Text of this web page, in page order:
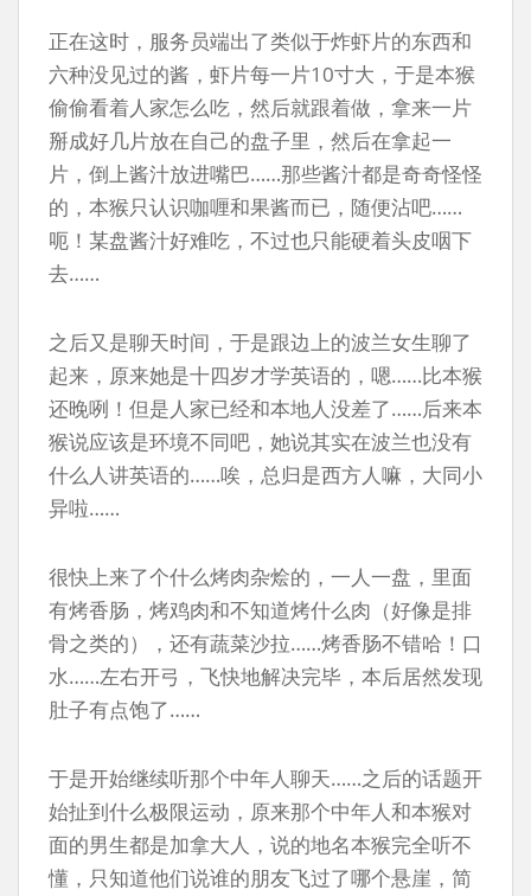
正在这时，服务员端出了类似于炸虾片的东西和
六种没见过的酱，虾片每一片10寸大，于是本猴
偷偷看着人家怎么吃，然后就跟着做，拿来一片
掰成好几片放在自己的盘子里，然后在拿起一
片，倒上酱汁放进嘴巴……那些酱汁都是奇奇怪怪
的，本猴只认识咖喱和果酱而已，随便沾吧……
呃！某盘酱汁好难吃，不过也只能硬着头皮咽下
去……
之后又是聊天时间，于是跟边上的波兰女生聊了
起来，原来她是十四岁才学英语的，嗯……比本猴
还晚咧！但是人家已经和本地人没差了……后来本
猴说应该是环境不同吧，她说其实在波兰也没有
什么人讲英语的……唉，总归是西方人嘛，大同小
异啦……
很快上来了个什么烤肉杂烩的，一人一盘，里面
有烤香肠，烤鸡肉和不知道烤什么肉（好像是排
骨之类的），还有蔬菜沙拉……烤香肠不错哈！口
水……左右开弓，飞快地解决完毕，本后居然发现
肚子有点饱了……
于是开始继续听那个中年人聊天……之后的话题开
始扯到什么极限运动，原来那个中年人和本猴对
面的男生都是加拿大人，说的地名本猴完全听不
懂，只知道他们说谁的朋友飞过了哪个悬崖，简